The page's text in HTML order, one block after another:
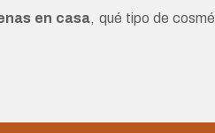
en casa, qué tipo de